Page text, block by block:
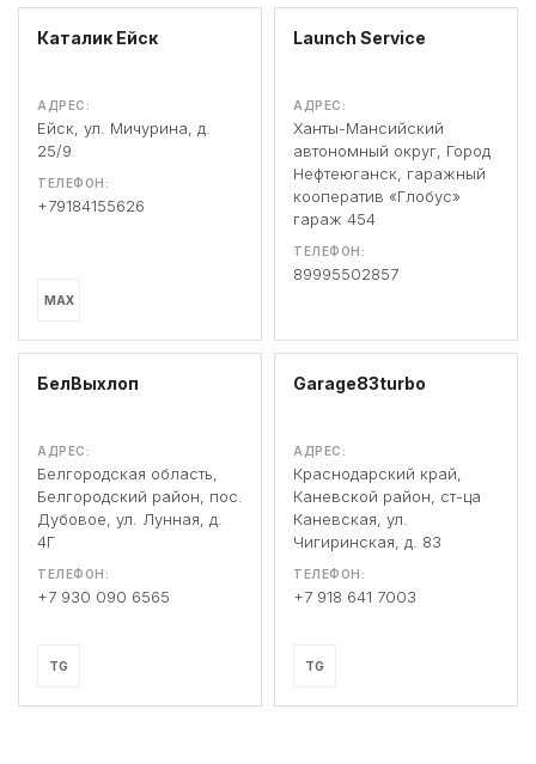
Каталик Ейск
АДРЕС:
Ейск, ул. Мичурина, д.
25/9
ТЕЛЕФОН:
+79184155626
MAX
Launch Service
АДРЕС:
Ханты-Мансийский
автономный округ, Город
Нефтеюганск, гаражный
кооператив «Глобус»
гараж 454
ТЕЛЕФОН:
89995502857
БелВыхлоп
АДРЕС:
Белгородская область,
Белгородский район, пос.
Дубовое, ул. Лунная, д.
4Г
ТЕЛЕФОН:
+7 930 090 6565
TG
Garage83turbo
АДРЕС:
Краснодарский край,
Каневской район, ст-ца
Каневская, ул.
Чигиринская, д. 83
ТЕЛЕФОН:
+7 918 641 7003
TG